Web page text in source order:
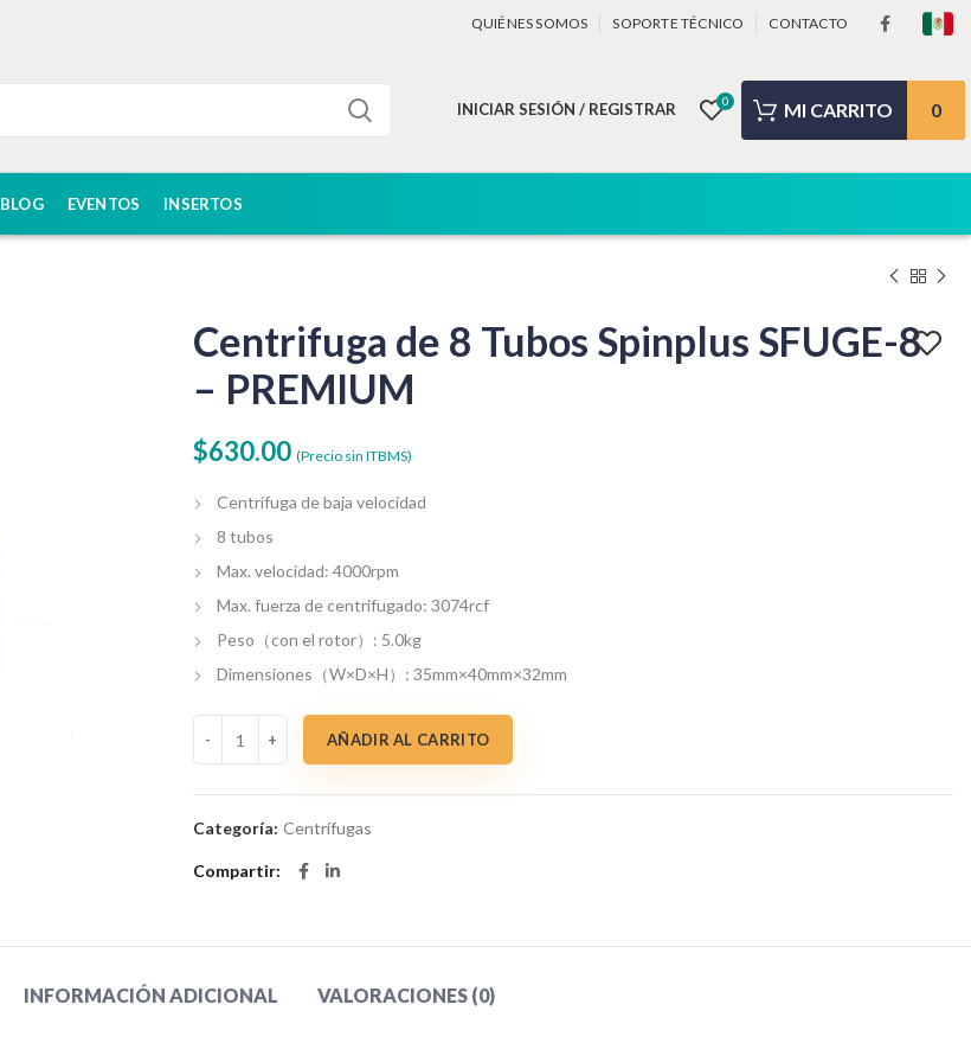
QUIÉNES SOMOS SOPORTE TÉCNICO CONTACTO
INICIAR SESIÓN / REGISTRAR 0 0
BLOG EVENTOS INSERTOS
Centrifuga de 8 Tubos Spinplus SFUGE-8
– PREMIUM
$630.00 (Precio sin ITBMS)
Centrífuga de baja velocidad
8 tubos
Max. velocidad: 4000rpm
Max. fuerza de centrifugado: 3074rcf
Peso（con el rotor）: 5.0kg
Dimensiones（W×D×H）: 35mm×40mm×32mm
Centrifuga de 8 Tubos Spinplus SFUGE-8 – PREMIUM cantidad
AÑADIR AL CARRITO
Categoría: Centrífugas
Compartir
INFORMACIÓN ADICIONAL VALORACIONES (0)